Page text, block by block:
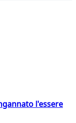
l'essere